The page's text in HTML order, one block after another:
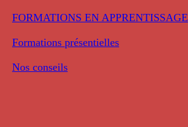
FORMATIONS EN APPRENTISSAGE
Formations présentielles
Nos conseils